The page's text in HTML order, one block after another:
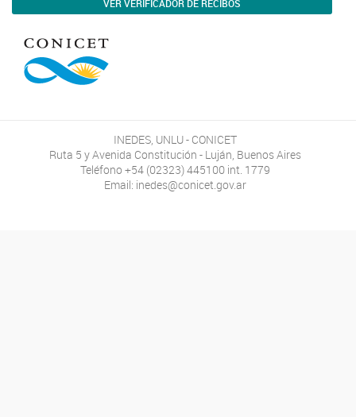
VER VERIFICADOR DE RECIBOS
INEDES, UNLU - CONICET
Ruta 5 y Avenida Constitución - Luján, Buenos Aires
Teléfono +54 (02323) 445100 int. 1779
Email: inedes@conicet.gov.ar